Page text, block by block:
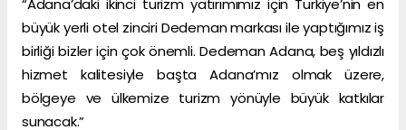
“Adana’daki ikinci turizm yatırımımız için Türkiye’nin en
büyük yerli otel zinciri Dedeman markası ile yaptığımız iş
birliği bizler için çok önemli. Dedeman Adana, beş yıldızlı
hizmet kalitesiyle başta Adana’mız olmak üzere,
bölgeye ve ülkemize turizm yönüyle büyük katkılar
sunacak.”